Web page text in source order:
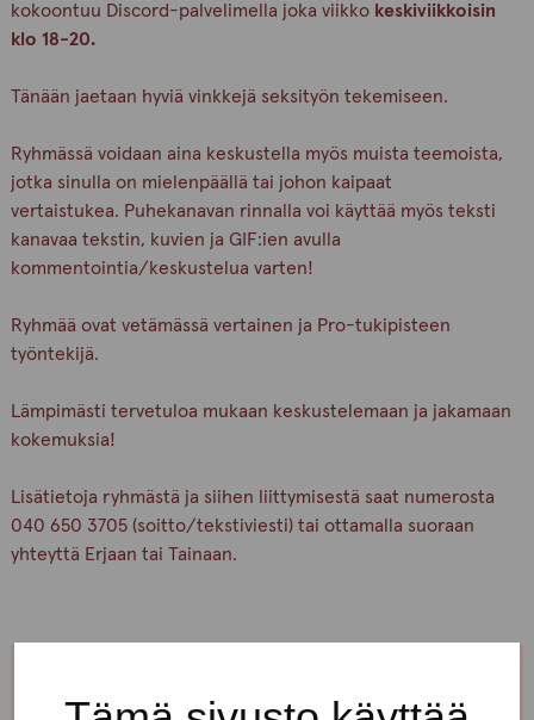
kokoontuu Discord-palvelimella joka viikko keskiviikkoisin
klo 18-20.
Tänään jaetaan hyviä vinkkejä seksityön tekemiseen.
Ryhmässä voidaan aina keskustella myös muista teemoista,
jotka sinulla on mielenpäällä tai johon kaipaat
vertaistukea. Puhekanavan rinnalla voi käyttää myös teksti
kanavaa tekstin, kuvien ja GIF:ien avulla
kommentointia/keskustelua varten!
Ryhmää ovat vetämässä vertainen ja Pro-tukipisteen
työntekijä.
Lämpimästi tervetuloa mukaan keskustelemaan ja jakamaan
kokemuksia!
Lisätietoja ryhmästä ja siihen liittymisestä saat numerosta
040 650 3705 (soitto/tekstiviesti) tai ottamalla suoraan
yhteyttä Erjaan tai Tainaan.